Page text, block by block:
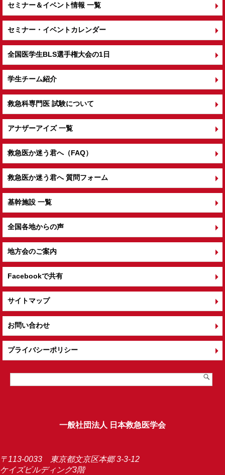
セミナー＆イベント情報 一覧
セミナー・イベントカレンダー
全国医学生BLS選手権大会の1日
学生チーム紹介
救急科専門医 試験について
アナザーアイズ 一覧
救急医か迷う君へ（FAQ）
救急医か迷う君へ 質問フォーム
基幹施設 一覧
全国各地からの声
地方会のご案内
Facebookで共有
サイトマップ
お問い合わせ
プライバシーポリシー
一般社団法人 日本救急医学会
〒113-0033 東京都文京区本郷 3-3-12
ケイズビルディング3階